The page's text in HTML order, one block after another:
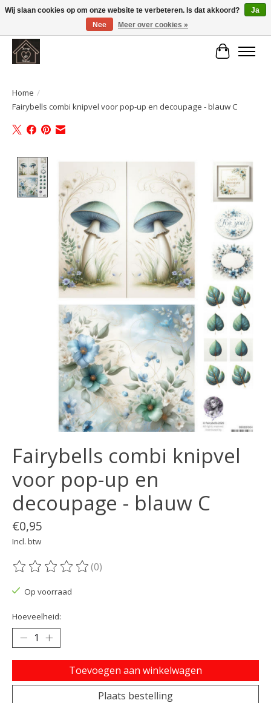
Large selection of products and fast shipping!
Home /
Fairybells combi knipvel voor pop-up en decoupage - blauw C
Product image slideshow Items
Fairybells combi knipvel
voor pop-up en
decoupage - blauw C
€0,95
Incl. btw
De beoordeling van dit product is
(0)
Op voorraad
Hoeveelheid:
Toevoegen aan winkelwagen
Plaats bestelling
Wij slaan cookies op om onze website te verbeteren. Is dat akkoord?
Ja
Nee
Meer over cookies »